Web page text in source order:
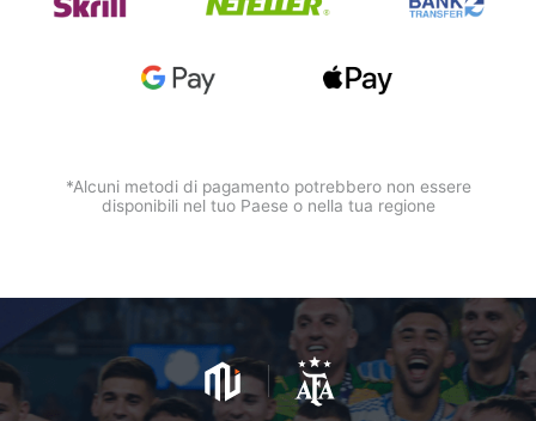
*Alcuni metodi di pagamento potrebbero non essere
disponibili nel tuo Paese o nella tua regione